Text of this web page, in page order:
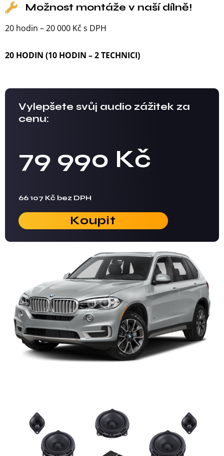
Možnost montáže v naší dílně!
20 hodin – 20 000 Kč s DPH
20 HODIN (10 HODIN – 2 TECHNICI)
Vylepšete svůj audio zážitek za
cenu:
79 990 Kč
66 107 Kč bez DPH
Koupit